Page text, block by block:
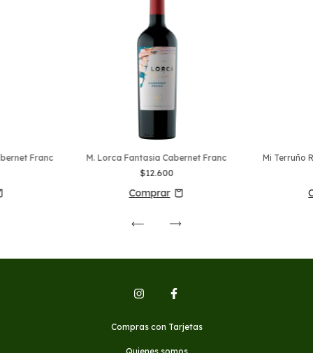
Franc
M. Lorca Fantasia Cabernet Franc
$12.600
Mi Terruño
Compras con Tarjetas